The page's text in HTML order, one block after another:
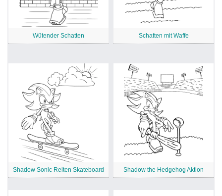
Wütender Schatten Schatten mit Waffe
Shadow Sonic Reiten Skateboard Shadow the Hedgehog Aktion